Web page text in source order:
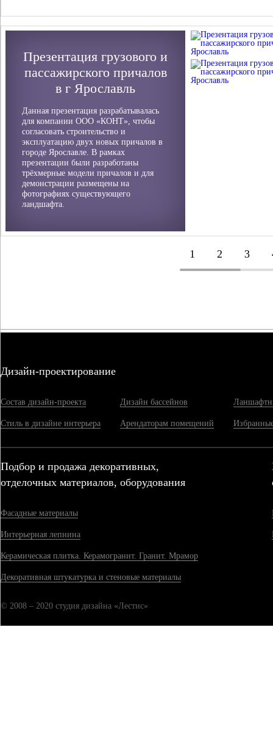
Презентация грузового и
пассажирского причалов
в г Ярославль
Данная презентация разрабатывалась
для компании ООО «КОНТ», чтобы
согласовать строительство и
эксплуатацию двух новых причалов в
городе Ярославле. В рамках
презентации были разработаны
трёхмерные модели причалов и для
демонстрации размещены на
фотографиях существующего
ландшафта.
1 2 3
Дизайн-проектирование
Состав дизайн-проекта
Стиль в дизайне интерьера
Дизайн бассейнов
Арендаторам помещений
Подбор и продажа декоративных,
отделочных материалов, оборудования
Фасадные материалы
Интерьерная лепнина
Керамическая плитка. Керамогранит. Гранит. Мрамор
Декоративная штукатурка и стеновые материалы
© 2008 – 2020 студия дизайна «Лестис»